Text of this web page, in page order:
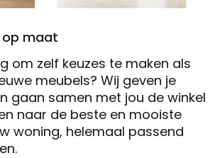
op maat
om zelf keuzes te maken als
meubels? Wij geven je
gaan samen met jou de winkel
naar de beste en mooiste
woning, helemaal passend